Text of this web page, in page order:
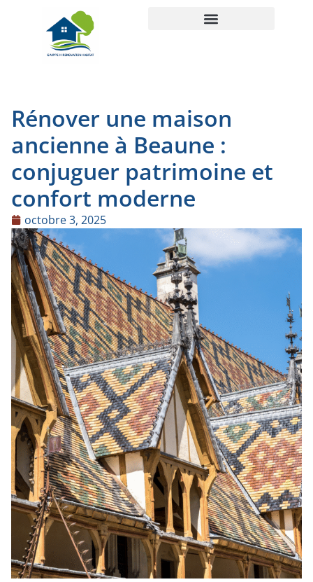
Rénover une maison
ancienne à Beaune :
conjuguer patrimoine et
confort moderne
octobre 3, 2025